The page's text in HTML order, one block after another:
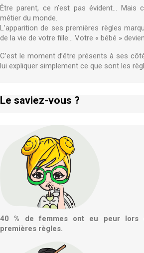
Être parent, ce n’est pas évident… Mais
métier du monde.
L’apparition de ses premières règles
de la vie de votre fille... Votre « bébé »
C’est le moment d’être présents à ses
lui expliquer simplement ce que sont les
Le saviez-vous ?
40 % de femmes ont eu peur lors
premières règles.